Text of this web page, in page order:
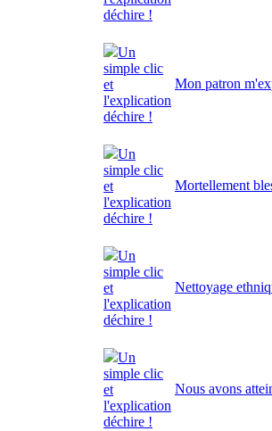
déchire !
Un
simple clic
et
l'explication
déchire !
Mon patron
Un
simple clic
et
l'explication
déchire !
Mortellement
Un
simple clic
et
l'explication
déchire !
Nettoyage
Un
simple clic
et
l'explication
déchire !
Nous avons